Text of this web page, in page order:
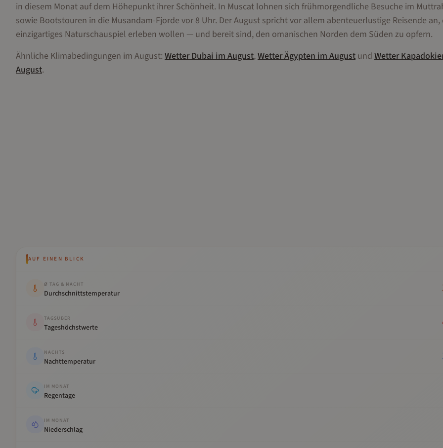
in diesem Monat auf dem Höhepunkt ihrer Schönheit. In Muscat lohnen sich frühmorgendliche Besuche im
sowie Bootstouren in die Musandam-Fjorde vor 8 Uhr. Der August spricht vor allem abenteuerlustige Reisende an,
einzigartiges Naturschauspiel erleben wollen — und bereit sind, den omanischen Norden dem Süden zu opfern.
Ähnliche Klimabedingungen im August: WetterDubaiimAugust,WetterÄgyptenimAugust und Wetter
August.
AUF EINEN BLICK
Ø TAG & NACHT
Durchschnittstemperatur
TAGSÜBER
Tageshöchstwerte
NACHTS
Nachttemperatur
IM MONAT
Regentage
IM MONAT
Niederschlag